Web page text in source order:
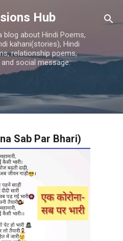
contentHub
blog about Hindi Poems,
kahani(stories), Hindi
relationship poems,
social message.
Sab Par Bhari)